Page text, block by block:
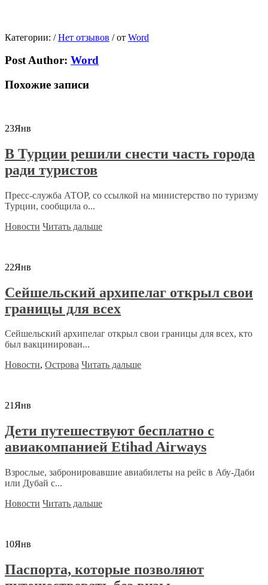
Категории: / Нет отзывов /от Word
Post Author: Word
Похожие записи
23Янв
В Турции решили снести часть города
ради туристов
Пресс-служба АТОР, со ссылкой на министерство по туризму
Турции, сообщила о...
Новости Читать дальше
22Янв
Сейшельский архипелаг открыл свои
границы для всех
Сейшельский архипелаг открыл свои границы для всех, кто
был вакцинирован...
Новости, Острова Читать дальше
21Янв
Дети путешествуют бесплатно с
авиакомпанией Etihad Airways
Взрослые, забронировавшие авиабилеты на рейс в Абу-Даби
или Дубай с...
Новости Читать дальше
10Янв
Паспорта, которые позволяют